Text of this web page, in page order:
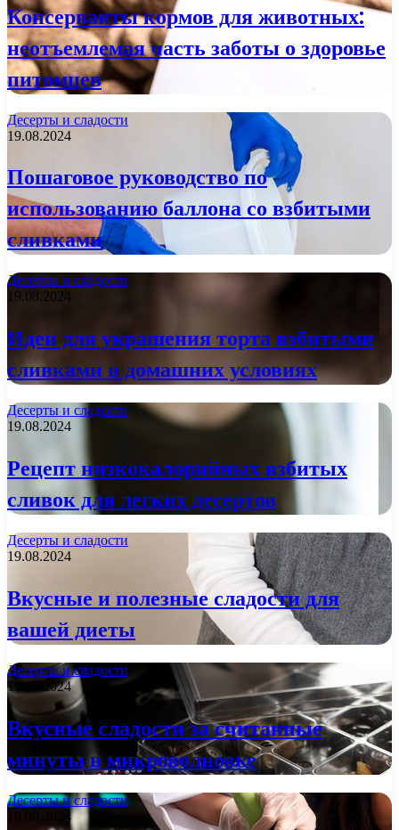
Консерванты кормов для животных:
неотъемлемая часть заботы о здоровье
питомцев
Десерты и сладости
19.08.2024
Пошаговое руководство по
использованию баллона со взбитыми
сливками
Десерты и сладости
19.08.2024
Идеи для украшения торта взбитыми
сливками в домашних условиях
Десерты и сладости
19.08.2024
Рецепт низкокалорийных взбитых
сливок для легких десертов
Десерты и сладости
19.08.2024
Вкусные и полезные сладости для
вашей диеты
Десерты и сладости
19.08.2024
Вкусные сладости за считанные
минуты в микроволновке
Десерты и сладости
19.08.2024